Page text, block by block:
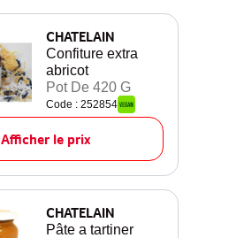
CHATELAIN
Confiture extra
abricot
Pot De 420 G
Code : 252854
Afficher le prix
CHATELAIN
Pâte a tartiner